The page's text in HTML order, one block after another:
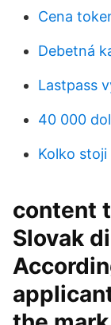
Cena
Debetná
Lastpass
40 000
Kolko stoji
content
Slovak